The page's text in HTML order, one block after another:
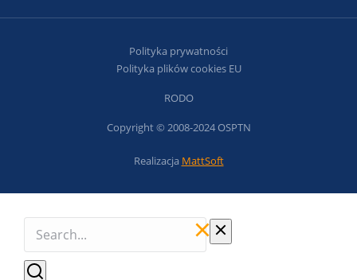
Copyright © 2008-2024 OSPTN
Realizacja MattSoft
Polityka prywatności
Polityka plików cookies EU
RODO